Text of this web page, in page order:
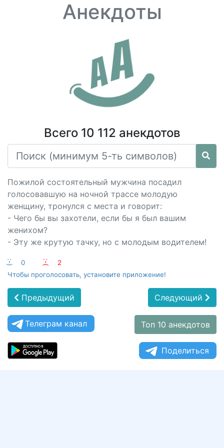
Анекдоты
Всего 10 112 анекдотов
Пожилой состоятельный мужчина посадил
голосовавшую на ночной трассе молодую
женщину, тронулся с места и говорит:
- Чего бы вы захотели, если бы я был вашим
женихом?
- Эту же крутую тачку, но с молодым водителем!
:-) 0 :-(
2
Чтобы проголосовать, установите приложение!
Предыдущий Следующий
Телеграм канал Топ 10 анекдотов
Поделиться